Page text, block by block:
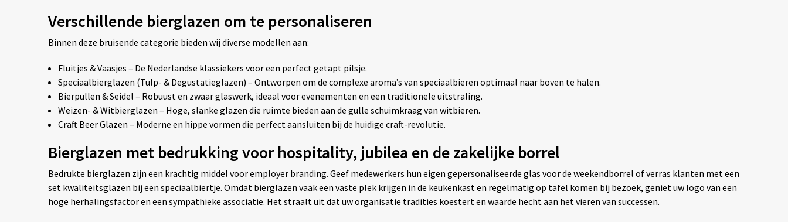
Verschillende bierglazen om te personaliseren
Binnen deze bruisende categorie bieden wij diverse modellen aan:
Fluitjes & Vaasjes – De Nederlandse klassiekers voor een perfect getapt pilsje.
Speciaalbierglazen (Tulp- & Degustatieglazen) – Ontworpen om de complexe aroma’s van speciaalbieren optimaal naar boven te halen.
Bierpullen & Seidel – Robuust en zwaar glaswerk, ideaal voor evenementen en een traditionele uitstraling.
Weizen- & Witbierglazen – Hoge, slanke glazen die ruimte bieden aan de gulle schuimkraag van witbieren.
Craft Beer Glazen – Moderne en hippe vormen die perfect aansluiten bij de huidige craft-revolutie.
Bierglazen met bedrukking voor hospitality, jubilea en de zakelijke borrel
Bedrukte bierglazen zijn een krachtig middel voor employer branding. Geef medewerkers hun eigen gepersonaliseerde glas voor de weekendborrel of verras klanten met een
set kwaliteitsglazen bij een speciaalbiertje. Omdat bierglazen vaak een vaste plek krijgen in de keukenkast en regelmatig op tafel komen bij bezoek, geniet uw logo van een
hoge herhalingsfactor en een sympathieke associatie. Het straalt uit dat uw organisatie tradities koestert en waarde hecht aan het vieren van successen.